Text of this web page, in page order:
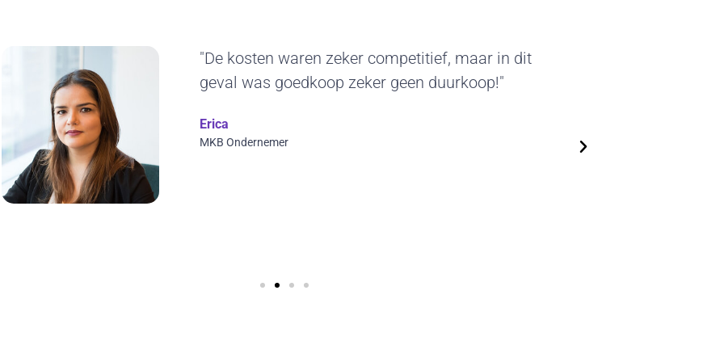
"Het duurzame karakter van deze standbouw sprak
ons erg aan. De geleverde beursstands kunnen we
ontwerp en we kunnen steeds nieuwe, actuele